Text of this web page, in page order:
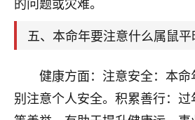
五、本命年要注意什么属鼠
健康方面：注意安全：本
别注意个人安全。积累善行：
后，我以为都没戏了，结果开
3000，非常开心，无论如何
鹿森：恭喜升职加薪！！